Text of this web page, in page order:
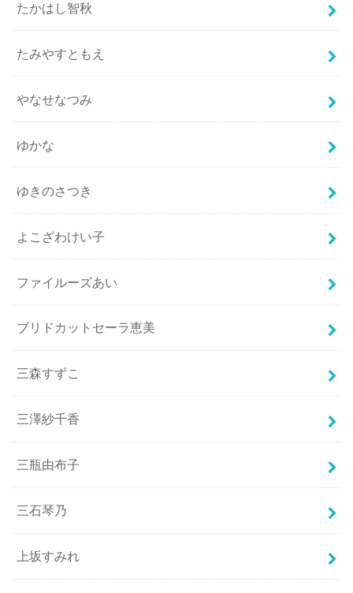
たかはし智秋
たみやすともえ
やなせなつみ
ゆかな
ゆきのさつき
よこざわけい子
ファイルーズあい
ブリドカットセーラ恵美
三森すずこ
三澤紗千香
三瓶由布子
三石琴乃
上坂すみれ